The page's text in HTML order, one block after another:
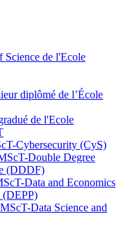
de l'Ecole
diplômé de l’École
de l'Ecole
Cybersecurity (CyS)
Double Degree
(DDDF)
Data and Economics
(DEPP)
Data Science and